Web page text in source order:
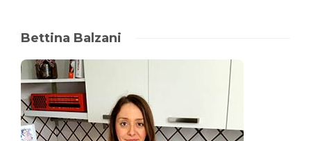
Bettina Balzani